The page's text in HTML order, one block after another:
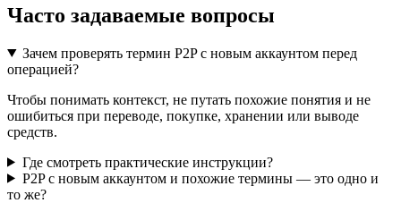
Часто задаваемые вопросы
Зачем проверять термин P2P с новым аккаунтом перед
операцией?
Чтобы понимать контекст, не путать похожие понятия и не
ошибиться при переводе, покупке, хранении или выводе
средств.
Где смотреть практические инструкции?
P2P с новым аккаунтом и похожие термины — это одно и
то же?